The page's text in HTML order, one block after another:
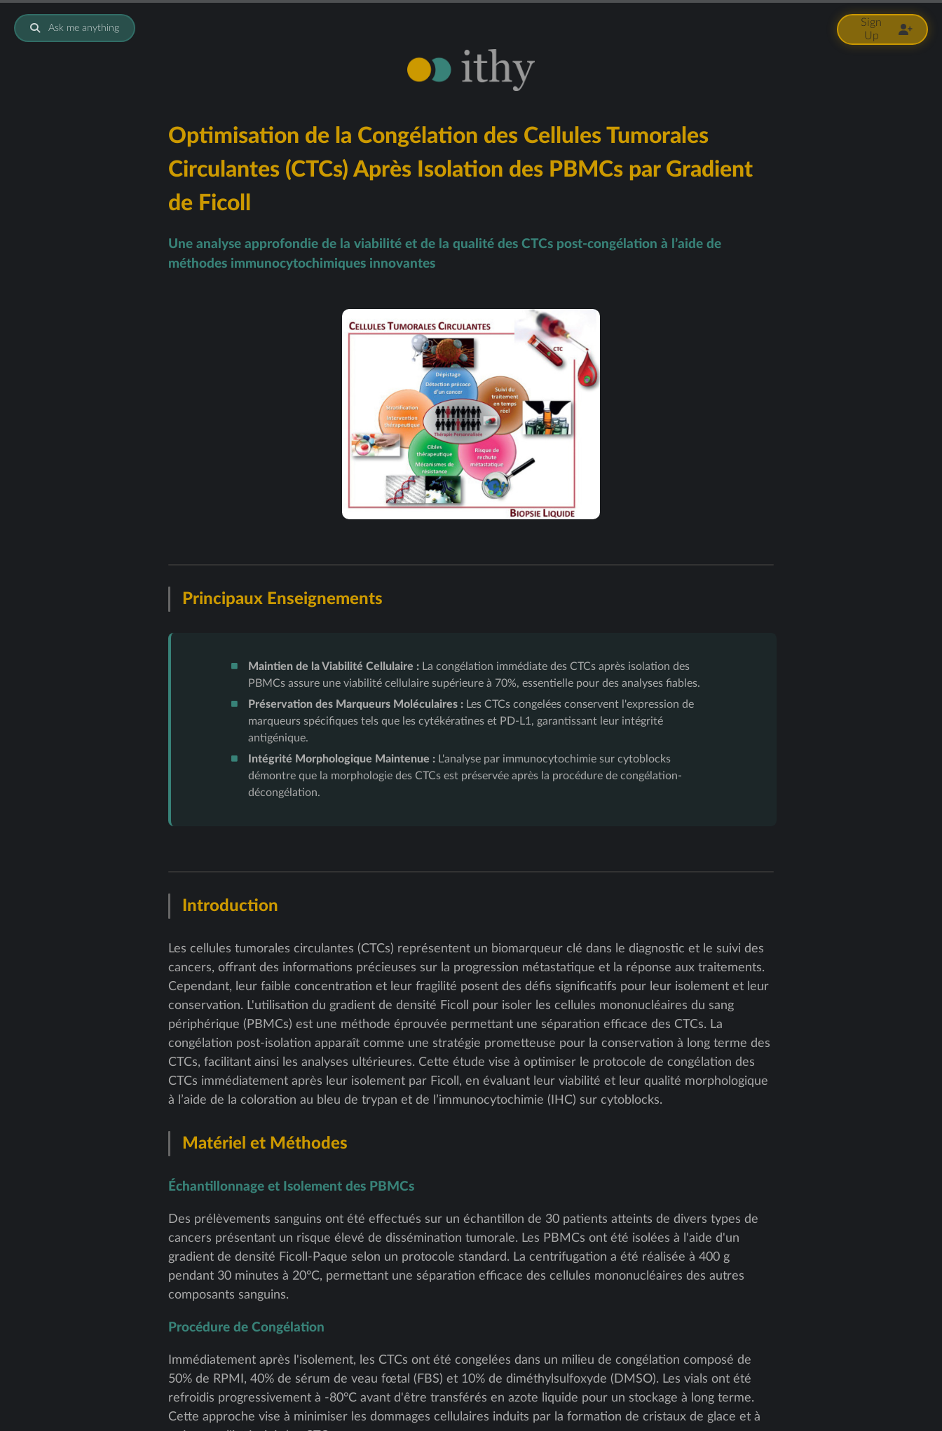
Ask me anything
Optimisation de la Congélation des Cellules Tumorales
Circulantes (CTCs) Après Isolation des PBMCs par Gradient
de Ficoll
Une analyse approfondie de la viabilité et de la qualité des CTCs post-congélation à l’aide de
méthodes immunocytochimiques innovantes
Principaux Enseignements
Maintien de la Viabilité Cellulaire : La congélation immédiate des CTCs après isolation des
PBMCs assure une viabilité cellulaire supérieure à 70%, essentielle pour des analyses fiables.
Préservation des Marqueurs Moléculaires : Les CTCs congelées conservent l'expression de
marqueurs spécifiques tels que les cytékératines et PD-L1, garantissant leur intégrité
antigénique.
Intégrité Morphologique Maintenue : L'analyse par immunocytochimie sur cytoblocks
démontre que la morphologie des CTCs est préservée après la procédure de congélation-
décongélation.
Introduction
Les cellules tumorales circulantes (CTCs) représentent un biomarqueur clé dans le diagnostic et le suivi des
cancers, offrant des informations précieuses sur la progression métastatique et la réponse aux traitements.
Cependant, leur faible concentration et leur fragilité posent des défis significatifs pour leur isolement et leur
conservation. L'utilisation du gradient de densité Ficoll pour isoler les cellules mononucléaires du sang
périphérique (PBMCs) est une méthode éprouvée permettant une séparation efficace des CTCs. La
congélation post-isolation apparaît comme une stratégie prometteuse pour la conservation à long terme des
CTCs, facilitant ainsi les analyses ultérieures. Cette étude vise à optimiser le protocole de congélation des
CTCs immédiatement après leur isolement par Ficoll, en évaluant leur viabilité et leur qualité morphologique
à l’aide de la coloration au bleu de trypan et de l’immunocytochimie (IHC) sur cytoblocks.
Matériel et Méthodes
Échantillonnage et Isolement des PBMCs
Des prélèvements sanguins ont été effectués sur un échantillon de 30 patients atteints de divers types de
cancers présentant un risque élevé de dissémination tumorale. Les PBMCs ont été isolées à l'aide d'un
gradient de densité Ficoll-Paque selon un protocole standard. La centrifugation a été réalisée à 400 g
pendant 30 minutes à 20°C, permettant une séparation efficace des cellules mononucléaires des autres
composants sanguins.
Procédure de Congélation
Immédiatement après l'isolement, les CTCs ont été congelées dans un milieu de congélation composé de
50% de RPMI, 40% de sérum de veau fœtal (FBS) et 10% de diméthylsulfoxyde (DMSO). Les vials ont été
refroidis progressivement à -80°C avant d'être transférés en azote liquide pour un stockage à long terme.
Cette approche vise à minimiser les dommages cellulaires induits par la formation de cristaux de glace et à
Sign
Up